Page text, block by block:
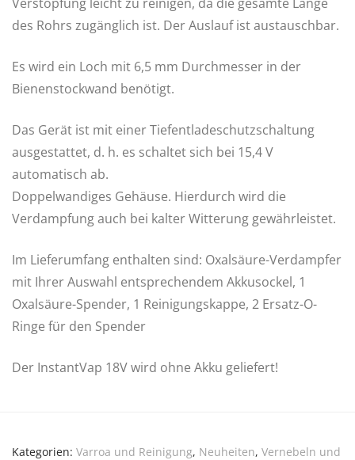
des Rohrs zugänglich ist. Der Auslauf ist austauschbar.
Es wird ein Loch mit 6,5 mm Durchmesser in der
Bienenstockwand benötigt.
Das Gerät ist mit einer Tiefentladeschutzschaltung
ausgestattet, d. h. es schaltet sich bei 15,4 V
automatisch ab.
Doppelwandiges Gehäuse. Hierdurch wird die
Verdampfung auch bei kalter Witterung gewährleistet.
Im Lieferumfang enthalten sind: Oxalsäure-Verdampfer
mit Ihrer Auswahl entsprechendem Akkusockel, 1
Oxalsäure-Spender, 1 Reinigungskappe, 2 Ersatz-O-
Ringe für den Spender
Der InstantVap 18V wird ohne Akku geliefert!
Kategorien: Varroa und Reinigung, Neuheiten, Vernebeln und